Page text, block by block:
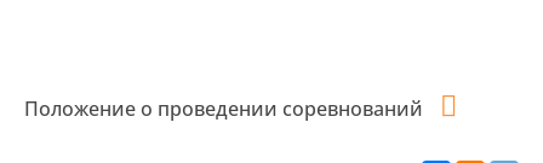
Положение о проведении соревнований